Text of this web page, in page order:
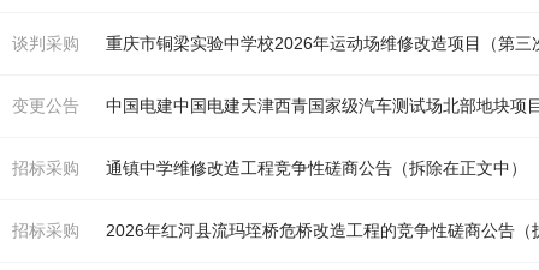
谈判采购 重庆市铜梁实验中学校2026年运动场维修改造项目（第
变更公告
招标采购 通镇中学维修改造工程竞争性磋商公告（拆除在正文中）
招标采购 2026年红河县流玛垤桥危桥改造工程的竞争性磋商公告（